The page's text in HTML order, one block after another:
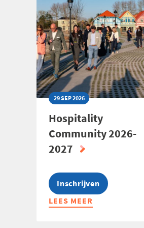
29 SEP 2026
Hospitality
Community 2026-
2027
Inschrijven
LEES MEER
ABOUT